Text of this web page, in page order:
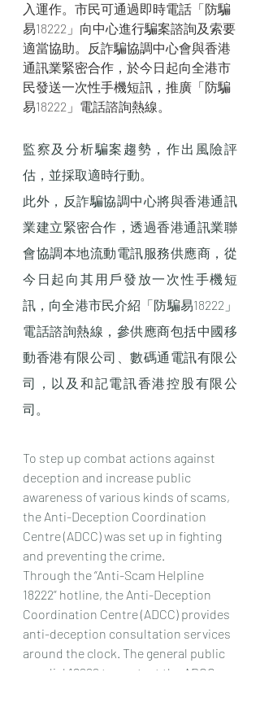
入運作。市民可通過即時電話「防騙
易18222」向中心進行騙案諮詢及索要
適當協助。反詐騙協調中心會與香港
通訊業緊密合作，於今日起向全港市
民發送一次性手機短訊，推廣「防騙
易18222」電話諮詢熱線。
監察及分析騙案趨勢，作出風險評
估，並採取適時行動。
此外，反詐騙協調中心將與香港通訊
業建立緊密合作，透過香港通訊業聯
會協調本地流動電訊服務供應商，從
今日起向其用戶發放一次性手機短
訊，向全港市民介紹「防騙易18222」
電話諮詢熱線，參供應商包括中國移
動香港有限公司、數碼通電訊有限公
司，以及和記電訊香港控股有限公
司。
To step up combat actions against
deception and increase public
awareness of various kinds of scams,
the Anti-Deception Coordination
Centre (ADCC) was set up in fighting
and preventing the crime.
Through the “Anti-Scam Helpline
18222” hotline, the Anti-Deception
Coordination Centre (ADCC) provides
anti-deception consultation services
around the clock. The general public
can dial 18222 to contact the ADCC